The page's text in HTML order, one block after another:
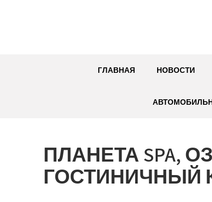
ГЛАВНАЯ НОВОСТИ
ПЛАНЕТА SPA,
ГОСТИНИЧНЫЙ